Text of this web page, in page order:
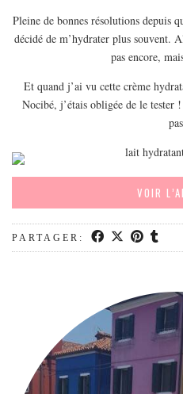
ESPAGNE
HONGRIE
RÉPUBLIQUE TCHÈQUE
AUSTRALIE
ARTICLES PRATIQUES
MON PROGRAMME DE YOGA
AUTRES CATÉGORIES
MODE
BEAUTÉ
Pleine de bonnes résolutions depuis
décidé de m’hydrater plus souvent.
pas encore,
Et quand j’ai vu cette crème
Nocibé, j’étais obligée de le tester
VOIR
PARTAGER: